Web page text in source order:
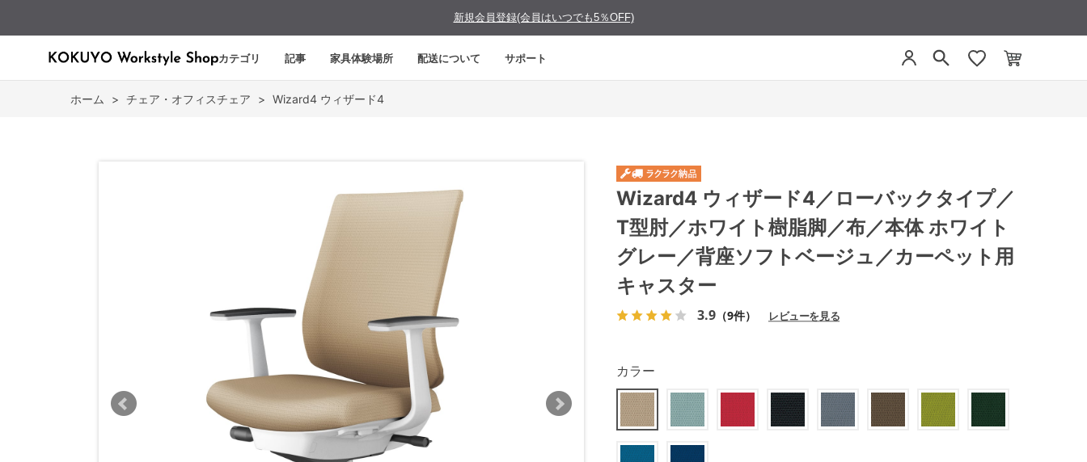
新規会員登録(会員はいつでも5％OFF)
カテゴリ 記事 家具体験場所 配送について サポート
ホーム > チェア・オフィスチェア > Wizard4 ウィザード4
Wizard4 ウィザード4／ローバックタイプ／
T型肘／ホワイト樹脂脚／布／本体 ホワイト
グレー／背座ソフトベージュ／カーペット用
キャスター
3.9 （9件） レビューを見る
カラー